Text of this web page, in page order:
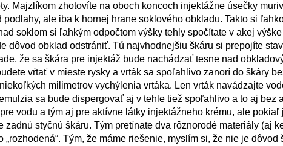
Majzlíkom zhotovíte na oboch koncoch injektážne úsečky
ale iba k hornej hrane soklového obkladu. Takto si
soklom si ľahkým odpočtom výšky tehly spočítate v akej
dôvod obklad odstrániť. Tú najvhodnejšiu škáru si prepojíte
že sa škára pre injektáž bude nachádzať tesne nad
vŕtať v mieste rysky a vrták sa spoľahlivo zanorí do škáry
milimetrov vychýlenia vrtáka. Len vrták navádzajte
sa bude dispergovať aj v tehle tiež spoľahlivo a to aj bez
vodu a tým aj pre aktívne látky injektážneho krému, ale pokiaľ
styčnú škáru. Tým pretínate dva rôznorodé materiály (aj
Tým, že máme riešenie, myslím si, že nie je dôvod